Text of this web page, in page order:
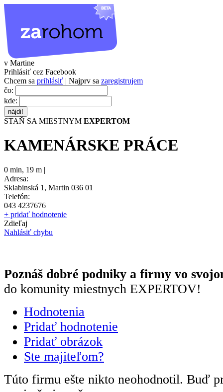
v Martine
Prihlásiť cez Facebook
Chcem sa prihlásiť | Najprv sa zaregistrujem
čo:
kde:
STAŇ SA MIESTNYM EXPERTOM
KAMENÁRSKE PRÁCE
0 min, 19 m |
Adresa:
Sklabinská 1, Martin 036 01
Telefón:
043 4237676
+ pridať hodnotenie
Zdieľaj
Nahlásiť chybu
Poznáš dobré podniky a firmy vo
do komunity miestnych EXPERTOV!
Hodnotenia
Pridať hodnotenie
Pridať obrázok
Ste majiteľom?
Túto firmu ešte nikto neohodnotil. Buď